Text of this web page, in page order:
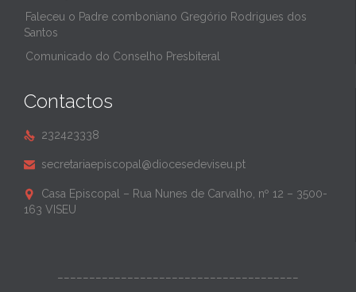
Faleceu o Padre comboniano Gregório Rodrigues dos
Santos
Comunicado do Conselho Presbiteral
Contactos
 232423338
 secretariaepiscopal@diocesedeviseu.pt

Casa Episcopal – Rua Nunes de Carvalho, nº 12 – 3500-
163 VISEU